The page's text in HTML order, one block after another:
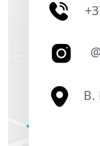
B.